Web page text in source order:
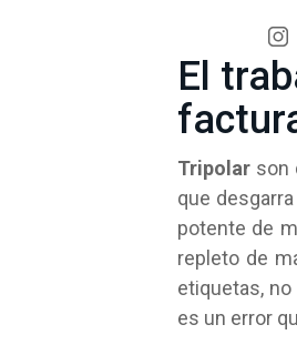
El
Tripolar son
que
potente de
repleto de
etiquetas,
es un error